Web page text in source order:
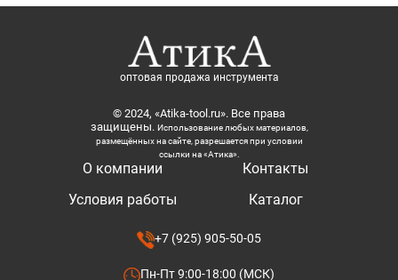
оптовая продажа инструмента
© 2024, «Atika-tool.ru». Все права
защищены. Использование любых материалов,
размещённых на сайте, разрешается при условии
ссылки на «Атика».
О компании
Условия работы
Контакты
Каталог
+7 (925) 905-50-05
Пн-Пт 9:00-18:00 (МСК)